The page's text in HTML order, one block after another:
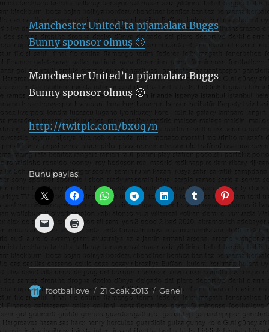
Manchester United'ta pijamalara Buggs
Bunny sponsor olmuş 🙂
Manchester United’ta pijamalara Buggs
Bunny sponsor olmuş 🙂
http://twitpic.com/bx0q7n
Bunu paylaş:
Yazar
footballove
Yayın
21 Ocak 2013 Kategoriler
Genel